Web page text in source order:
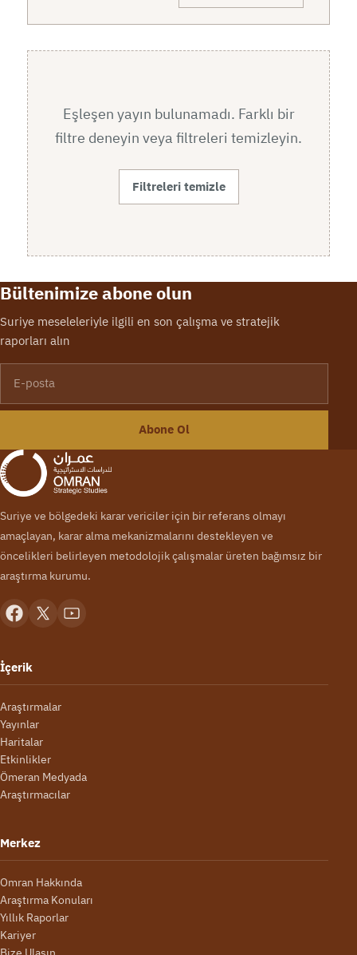
Eşleşen yayın bulunamadı. Farklı bir
filtre deneyin veya filtreleri temizleyin.
Filtreleri temizle
Bültenimize abone olun
Suriye meseleleriyle ilgili en son çalışma ve stratejik
raporları alın
Abone Ol
Suriye ve bölgedeki karar vericiler için bir referans olmayı
amaçlayan, karar alma mekanizmalarını destekleyen ve
öncelikleri belirleyen metodolojik çalışmalar üreten bağımsız bir
araştırma kurumu.
İçerik
Araştırmalar
Yayınlar
Haritalar
Etkinlikler
Ömeran Medyada
Araştırmacılar
Merkez
Omran Hakkında
Araştırma Konuları
Yıllık Raporlar
Kariyer